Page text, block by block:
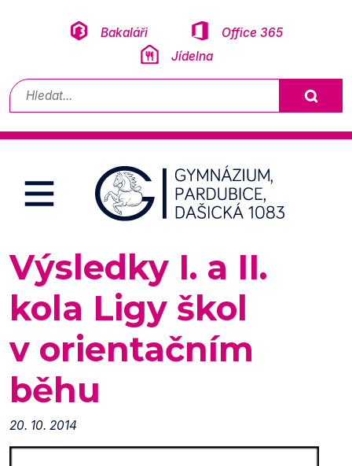
Bakaláři
Office 365
Jídelna
Vyhledávání
Výsledky I. a II.
kola Ligy škol
v orientačním
běhu
20. 10. 2014